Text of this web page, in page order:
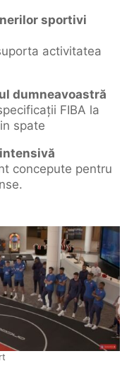
sportivi
activitatea
dumneavoastră
FIBA la
spate
concepute pentru